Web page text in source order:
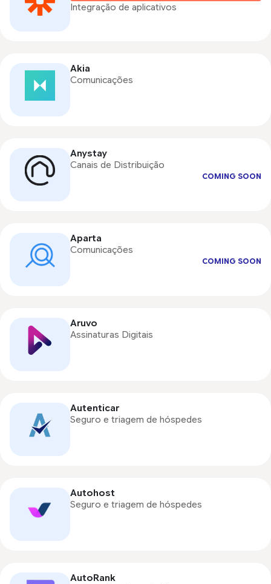
Integração de aplicativos
Akia
Comunicações
Anystay
Canais de Distribuição
COMING SOON
Aparta
Comunicações
COMING SOON
Aruvo
Assinaturas Digitais
Autenticar
Seguro e triagem de hóspedes
Autohost
Seguro e triagem de hóspedes
AutoRank